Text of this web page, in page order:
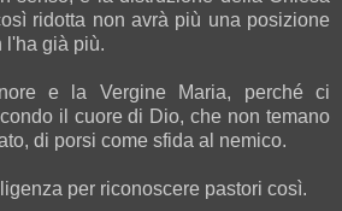
ridotta non avrà più una posizione
l'ha già più.
e la Vergine Maria, perché ci
il cuore di Dio, che non temano
di porsi come sfida al nemico.
per riconoscere pastori così.